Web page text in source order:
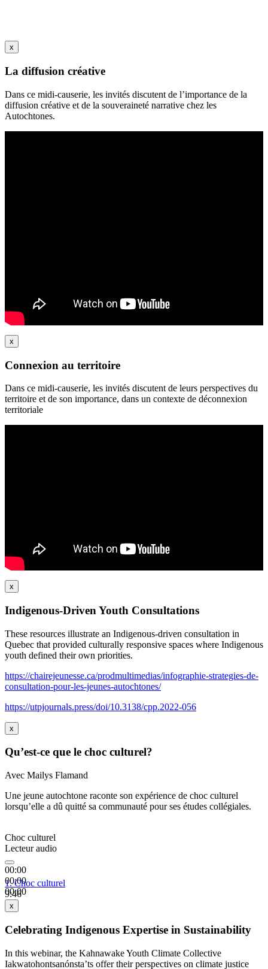
x
La diffusion créative
Dans ce midi-causerie, les invités discutent de l’importance de la
diffusion créative et de la souveraineté narrative chez les
Autochtones.
x
Connexion au territoire
Dans ce midi-causerie, les invités discutent de leurs perspectives du
territoire et de son importance, dans un contexte de déconnexion
territoriale
x
Indigenous-Driven Youth Consultations
These resources illustrate an Indigenous-driven consultation in
Quebec that provided culturally responsive spaces where Indigenous
youth defined their own priorities.
https://chairejeunesse.ca/prodmultimedias/infographie-strategies-de-
consultation-pour-les-jeunes-autochtones/
https://utpjournals.press/doi/10.3138/cpp.2022-056
x
Qu’est-ce que le choc culturel?
Avec Mailys Flamand
Une jeune autochtone raconte son expérience de choc culturel
lorsqu’elle a dû quitté sa communauté pour ses études collégiales.
Choc culturel
Lecteur audio
00:00
00:00
00:00
1.Choc culturel
9:46
x
Celebrating Indigenous Expertise in Sustainability
In this webinar, the Kahnawake Youth Climate Collective
Iakwatohontsanónsta’ts offer their perspectives on climate justice